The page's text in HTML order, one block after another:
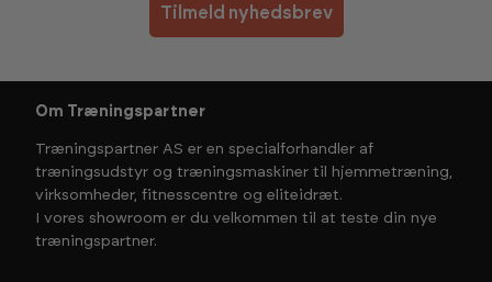
Tilmeld nyhedsbrev
Om Træningspartner
Træningspartner AS er en specialforhandler af
træningsudstyr og træningsmaskiner til hjemmetræning,
virksomheder, fitnesscentre og eliteidræt.
I vores showroom er du velkommen til at teste din nye
træningspartner.